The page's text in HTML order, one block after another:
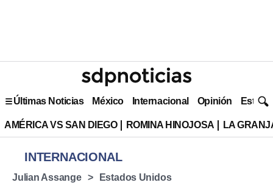
Últimas Noticias México Internacional Opinión Estilo
AMÉRICA VS SAN DIEGO ROMINA HINOJOSA LA
INTERNACIONAL
Julian Assange Estados Unidos